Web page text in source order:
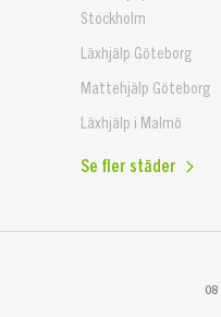
Stockholm
Läxhjälp Göteborg
Mattehjälp Göteborg
Läxhjälp i Malmö
Se fler städer
08